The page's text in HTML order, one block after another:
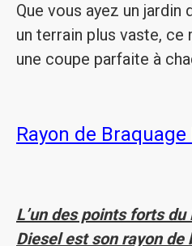
Que vous ayez un jardin
un terrain plus vaste,
une coupe parfaite à
Rayon de Braquage
L’un des points forts du
Diesel est son rayon